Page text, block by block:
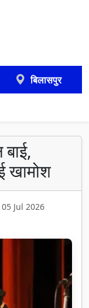
बिलासपुर
खामोश
Jul 2026